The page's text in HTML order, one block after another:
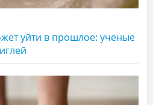
уйти в прошлое: ученые